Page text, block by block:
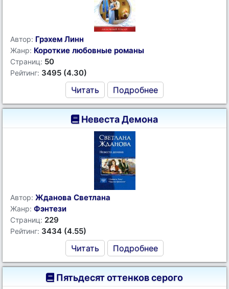
Автор: Грэхем Линн
Жанр: Короткие любовные романы
Страниц: 50
Рейтинг: 3495 (4.30)
Читать Подробнее
Невеста Демона
Автор: Жданова Светлана
Жанр: Фэнтези
Страниц: 229
Рейтинг: 3434 (4.55)
Читать Подробнее
Пятьдесят оттенков серого